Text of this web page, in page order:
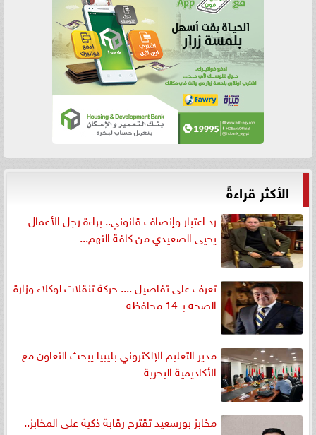
الأكثر قراءةً
رد اعتبار وإنصاف قانوني.. براءة رجل الأعمال
يحيى الصعيدي من كافة التهم...
تعرف على تفاصيل .... حركة تنقلات لوكلاء وزارة
الصحه بـ 14 محافظه
مدير التعليم الإلكتروني بليبيا يبحث التعاون مع
الأكاديمية البحرية
مخابز بورسعيد تقترح رقابة ذكية على المخابز..